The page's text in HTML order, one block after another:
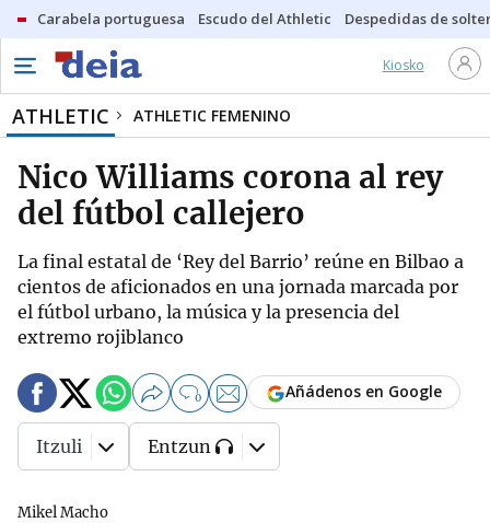
Carabela portuguesa Escudo del Athletic Despedidas de
Kiosko
ATHLETIC ATHLETIC FEMENINO
Nico Williams corona al rey
del fútbol callejero
La final estatal de ‘Rey del Barrio’ reúne en Bilbao a
cientos de aficionados en una jornada marcada por
el fútbol urbano, la música y la presencia del
extremo rojiblanco
Mikel Macho
0 Añádenos en Google
Itzuli Entzun